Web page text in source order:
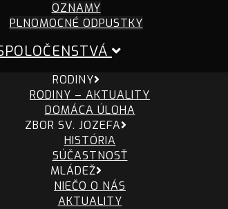
OZNAMY
PLNOMOCNÉ ODPUSTKY
RODINY
RODINY – AKTUALITY
DOMÁCA ÚLOHA
ZBOR SV. JOZEFA
HISTÓRIA
SÚČASTNOSŤ
MLÁDEŽ
NIEČO O NÁS
AKTUALITY